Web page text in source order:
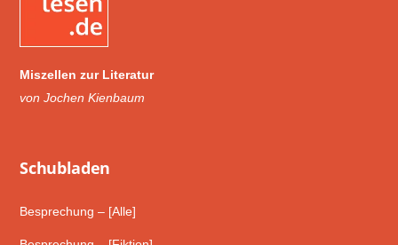
Miszellen zur Literatur
von Jochen Kienbaum
Schub­laden
Besprechung – [Alle]